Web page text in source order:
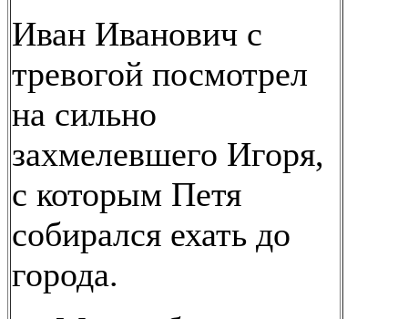
Иван Иванович с
тревогой посмотрел
на сильно
захмелевшего Игоря,
с которым Петя
собирался ехать до
города.